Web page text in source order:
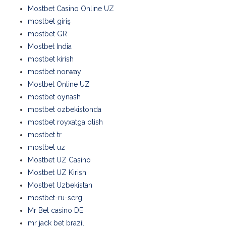
Mostbet Casino Online UZ
mostbet giriş
mostbet GR
Mostbet India
mostbet kirish
mostbet norway
Mostbet Online UZ
mostbet oynash
mostbet ozbekistonda
mostbet royxatga olish
mostbet tr
mostbet uz
Mostbet UZ Casino
Mostbet UZ Kirish
Mostbet Uzbekistan
mostbet-ru-serg
Mr Bet casino DE
mr jack bet brazil